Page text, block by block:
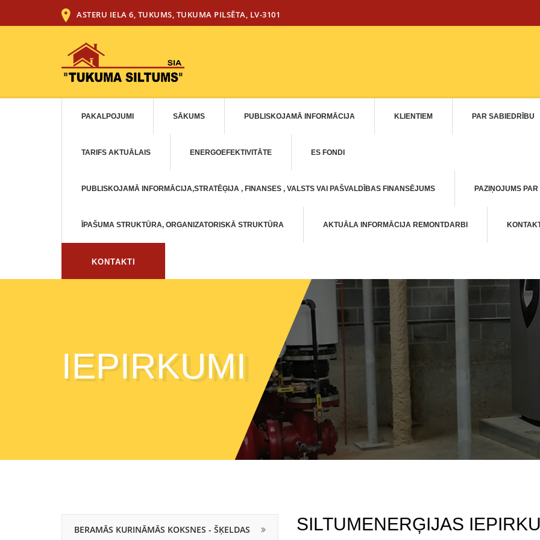
ASTERU IELA 6, TUKUMS, TUKUMA PILSĒTA, LV-3101
PAKALPOJUMI SĀKUMS PUBLISKOJAMĀ INFORMĀCIJA KLIENTIEM PAR SABIEDRĪBU
TARIFS AKTUĀLAIS ENERGOEFEKTIVITĀTE ES FONDI
PUBLISKOJAMĀ INFORMĀCIJA,STRATĒĢIJA , FINANSES , VALSTS VAI PAŠVALDĪBAS FINANSĒJUMS PAZIŅOJUMS
ĪPAŠUMA STRUKTŪRA, ORGANIZATORISKĀ STRUKTŪRA AKTUĀLA INFORMĀCIJA REMONTDARBI
KONTAKTI
IEPIRKUMI
BERAMĀS KURINĀMĀS KOKSNES - ŠĶELDAS SILTUMENERĢIJAS